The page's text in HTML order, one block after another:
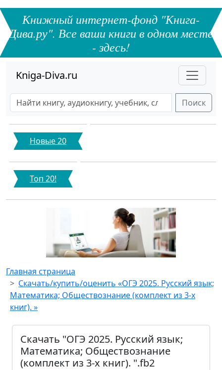
Книжный интернет-фонд "Книга-
Дива.ру". Все ваши книги в одном месте
- здесь!
Kniga-Diva.ru
Поиск
Новые 20
Топ 20!
Главная страница
Скачать/купить/оценить «ОГЭ 2025. Русский язык;
Математика; Обществознание (комплект из 3-х
книг). »
Скачать "ОГЭ 2025. Русский язык;
Математика; Обществознание
(комплект из 3-х книг). ".fb2